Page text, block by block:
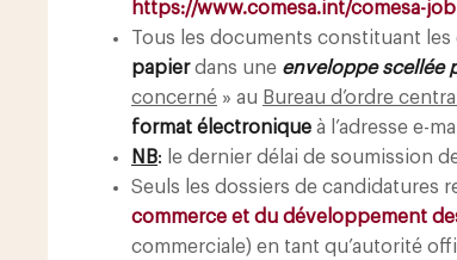
https://www.comesa.int/comesa-
Tous les documents constituant
papierdans une enveloppe scellée
concerné » au Bureau d’ordre
format électronique à l’adresse e-
NB: le dernier délai de soumission
Seuls les dossiers de candidatures
commerce et du développement
commerciale) en tant qu’autorité